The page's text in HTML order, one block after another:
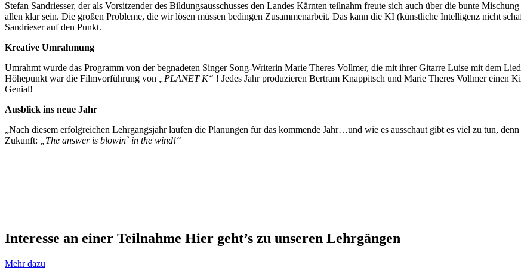
Stefan Sandriesser, der als Vorsitzender des Bildungsausschusses den Landes Kärnten teilnahm freute sich auch über die bunte
allen klar sein. Die großen Probleme, die wir lösen müssen bedingen Zusammenarbeit. Das kann die KI (künstliche Intelligenz nicht
Sandrieser auf den Punkt.
Kreative Umrahmung
Umrahmt wurde das Programm von der begnadeten Singer Song-Writerin Marie Theres Vollmer, die mit ihrer Gitarre Luise mit dem
Höhepunkt war die Filmvorführung von
„PLANET K“ ! Jedes Jahr produzieren Bertram Knappitsch und Marie Theres Vollmer
Genial!
Ausblick ins neue Jahr
„Nach diesem erfolgreichen Lehrgangsjahr laufen die Planungen für das kommende Jahr…und wie es ausschaut gibt es viel zu tun,
Zukunft:
„The answer is blowin` in the wind!“
Interesse an einer Teilnahme Hier geht’s zu unseren Lehrgängen
Mehr dazu